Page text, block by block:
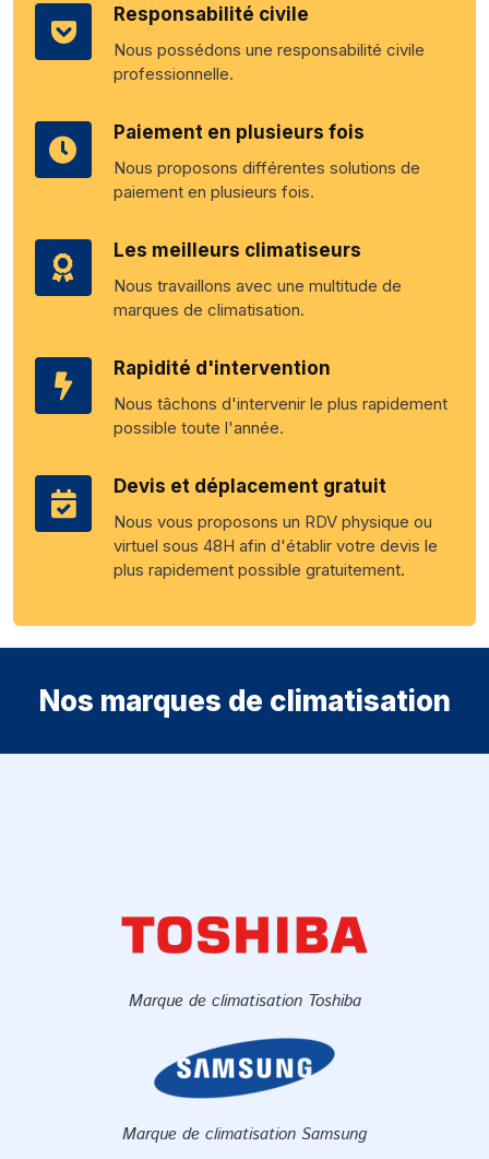
Responsabilité civile
Nous possédons une responsabilité civile
professionnelle.
Paiement en plusieurs fois
Nous proposons différentes solutions de
paiement en plusieurs fois.
Les meilleurs climatiseurs
Nous travaillons avec une multitude de
marques de climatisation.
Rapidité d'intervention
Nous tâchons d'intervenir le plus rapidement
possible toute l'année.
Devis et déplacement gratuit
Nous vous proposons un RDV physique ou
virtuel sous 48H afin d'établir votre devis le
plus rapidement possible gratuitement.
Nos marques de climatisation
Marque de climatisation Toshiba
Marque de climatisation Samsung